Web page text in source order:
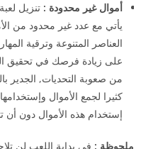
أموال غير محدودة :
يأتي مع عدد غير محدود من
العناصر المتنوعة وترقية
على زيادة فرصك في تحقيق
من صعوبة التحديات, الجدير
كثيرا لجمع الأموال
إستخدام هذه الأموال دون أن
ملحوظة : في بداية اللعب لن